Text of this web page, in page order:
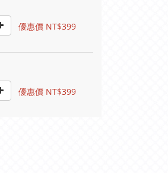
優惠價 NT$399
優惠價 NT$399